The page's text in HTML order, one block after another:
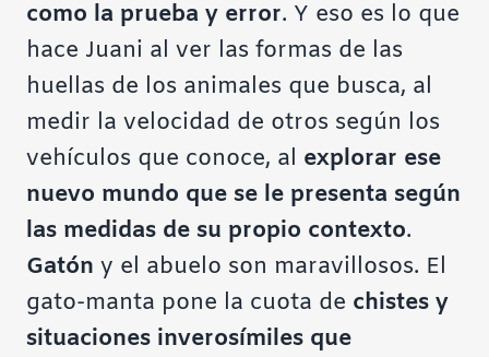
como la prueba y error. Y eso es lo que
hace Juani al ver las formas de las
huellas de los animales que busca, al
medir la velocidad de otros según los
vehículos que conoce, al explorar ese
nuevo mundo que se le presenta según
las medidas de su propio contexto.
Gatón y el abuelo son maravillosos. El
gato-manta pone la cuota de chistes y
situaciones inverosímiles que